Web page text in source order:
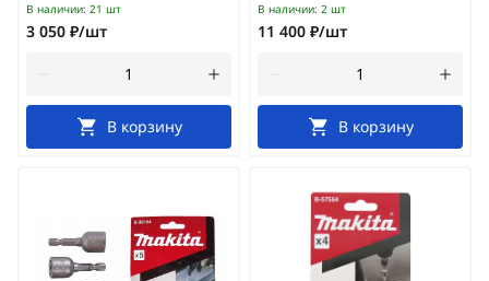
В наличии: 21 шт
3 050 ₽/шт
В корзину
В наличии: 2 шт
11 400 ₽/шт
В корзину